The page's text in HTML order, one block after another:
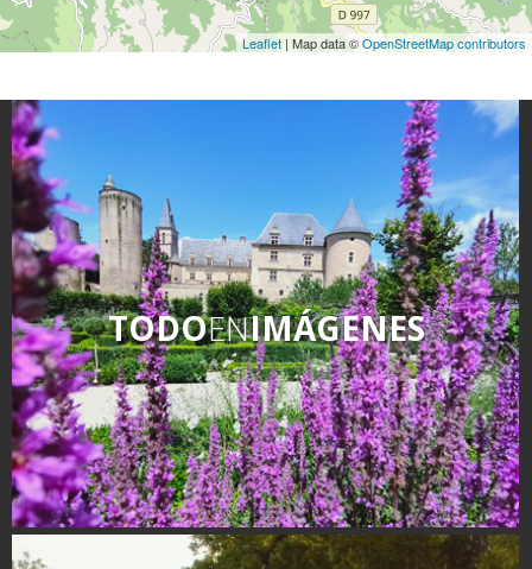
Leaflet | Map data ©OpenStreetMap contributors
TODOENIMÁGENES